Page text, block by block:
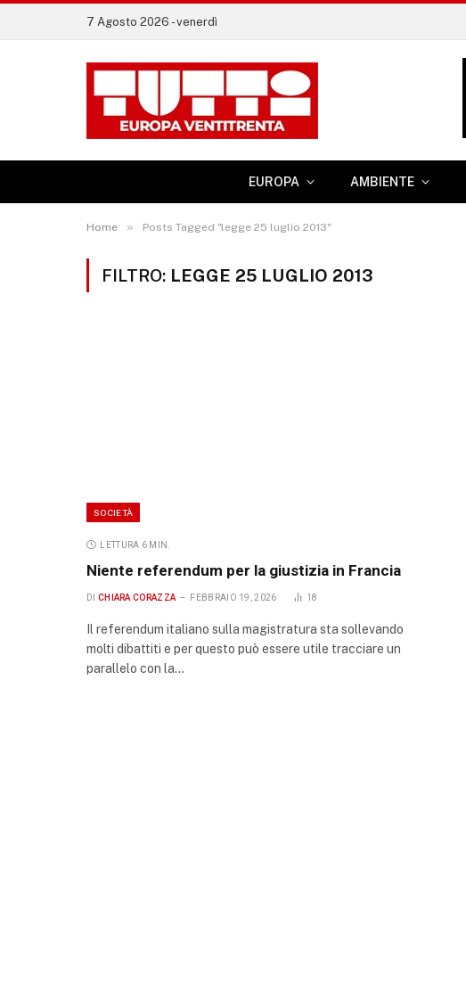
7 Agosto 2026 - venerdì
EUROPA AMBIENTE
Home » Posts Tagged "legge 25 luglio 2013"
FILTRO: LEGGE 25 LUGLIO 2013
SOCIETÀ
LETTURA 6 MIN.
Niente referendum per la giustizia in Francia
DI CHIARA CORAZZA FEBBRAIO 19, 2026 18
Il referendum italiano sulla magistratura sta sollevando
molti dibattiti e per questo può essere utile tracciare un
parallelo con la…